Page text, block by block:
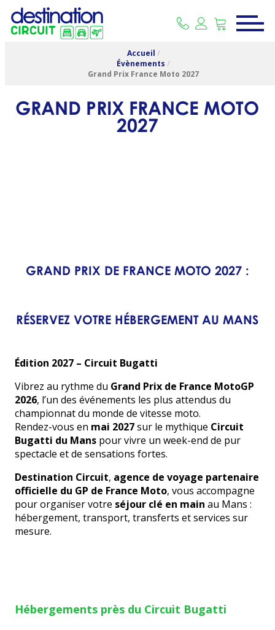
Accueil /
Évènements /
Grand Prix France Moto 2027
GRAND PRIX FRANCE MOTO
2027
GRAND PRIX DE FRANCE MOTO 2027 :
RÉSERVEZ VOTRE HÉBERGEMENT AU MANS
Édition 2027 – Circuit Bugatti
Vibrez au rythme du Grand Prix de France MotoGP
2026, l’un des événements les plus attendus du
championnat du monde de vitesse moto.
Rendez-vous en mai 2027sur le mythique Circuit
Bugatti du Mans pour vivre un week-end de pur
spectacle et de sensations fortes.
Destination Circuit, agence de voyage partenaire
officielle du GP de France Moto, vous accompagne
pour organiser votre séjour clé en main au Mans :
hébergement, transport, transferts et services sur
mesure.
Hébergements près du Circuit Bugatti